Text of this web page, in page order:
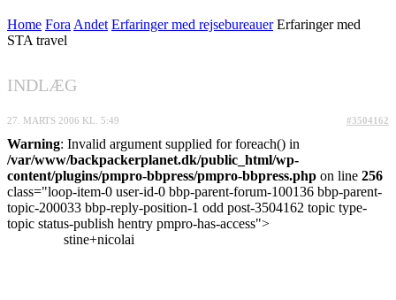
Home Fora Andet Erfaringer med rejsebureauer Erfaringer med
STA travel
INDLÆG
27. MARTS 2006 KL. 5:49 #3504162
Warning: Invalid argument supplied for foreach() in
/var/www/backpackerplanet.dk/public_html/wp-
content/plugins/pmpro-bbpress/pmpro-bbpress.php on line 256
class="loop-item-0 user-id-0 bbp-parent-forum-100136 bbp-parent-
topic-200033 bbp-reply-position-1 odd post-3504162 topic type-
topic status-publish hentry pmpro-has-access">
stine+nicolai